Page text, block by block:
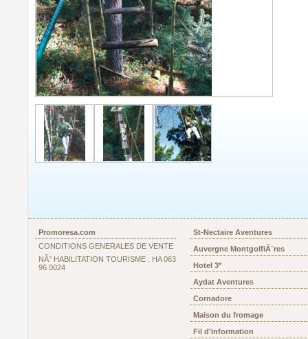
Promoresa.com
CONDITIONS GENERALES DE VENTE
NÂ° HABILITATION TOURISME : HA 063
96 0024
St-Nectaire Aventures
Auvergne MontgolfiÃ¨res
Hotel 3*
Aydat Aventures
Cornadore
Maison du fromage
Fil d'information